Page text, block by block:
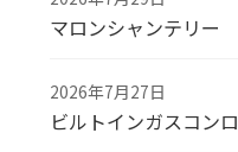
マロンシャンテリー
2026年7月27日
ビルトインガスコンロ